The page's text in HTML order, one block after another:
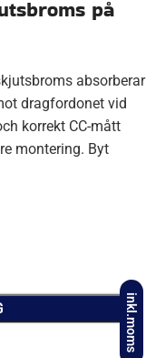
inkl.moms
på
absorberar
dragfordonet vid
korrekt CC-mått
montering. Byt